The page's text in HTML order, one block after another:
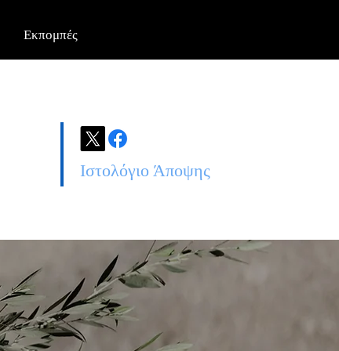
Εκπομπές
Ιστολόγιο Άποψης